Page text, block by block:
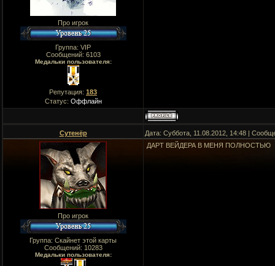
Про игрок
Группа: VIP
Сообщений: 6103
Медальки пользователя:
Репутация: 183
Статус: Оффлайн
Сутенёр Дата: Суббота, 11.08.2012, 14:48 |
Про игрок
Группа: Скайнет этой карты
Сообщений: 10283
Медальки пользователя:
ДАРТ ВЕЙДЕРА В МЕНЯ ПОЛНОСТЬЮ